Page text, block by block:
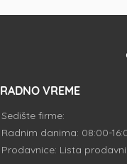
RADNO VREME
Sedište firme:
Radnim danima: 08:00-
Prodavnice: Lista